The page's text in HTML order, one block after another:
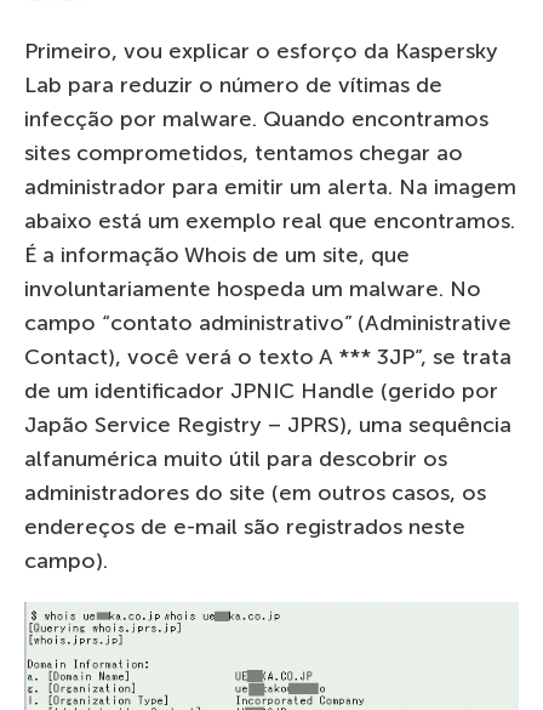
Primeiro, vou explicar o esforço da Kaspersky
Lab para reduzir o número de vítimas de
infecção por malware. Quando encontramos
sites comprometidos, tentamos chegar ao
administrador para emitir um alerta. Na imagem
abaixo está um exemplo real que encontramos.
É a informação Whois de um site, que
involuntariamente hospeda um malware. No
campo “contato administrativo” (Administrative
Contact), você verá o texto A *** 3JP”, se trata
de um identificador JPNIC Handle (gerido por
Japão Service Registry – JPRS), uma sequência
alfanumérica muito útil para descobrir os
administradores do site (em outros casos, os
endereços de e-mail são registrados neste
campo).